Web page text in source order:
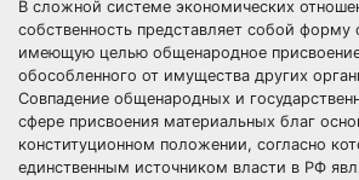
В сложной системе экономических
собственность представляет собой форму
имеющую целью общенародное
обособленного от имущества других
Совпадение общенародных и
сфере присвоения материальных благ
конституционном положении, согласно
единственным источником власти в РФ